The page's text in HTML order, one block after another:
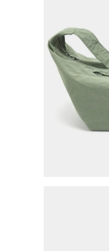
9.
cartera
10. bimba lola